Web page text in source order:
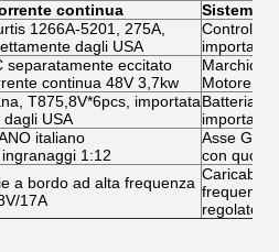
continua
Sistema
1266A-5201, 275A,
dagli USA
Controller
importato
separatamente eccitato
continua 48V 3,7kw
Marchio
Motore a
T875,8V*6pcs, importata
USA
Batteria
importata
italiano
1:12
Asse
con quota
a bordo ad alta frequenza
17A
frequenza
regolatore